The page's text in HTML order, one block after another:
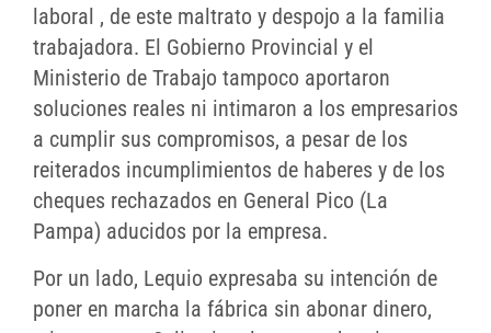
laboral , de este maltrato y despojo a la familia
trabajadora. El Gobierno Provincial y el
Ministerio de Trabajo tampoco aportaron
soluciones reales ni intimaron a los empresarios
a cumplir sus compromisos, a pesar de los
reiterados incumplimientos de haberes y de los
cheques rechazados en General Pico (La
Pampa) aducidos por la empresa.
Por un lado, Lequio expresaba su intención de
poner en marcha la fábrica sin abonar dinero,